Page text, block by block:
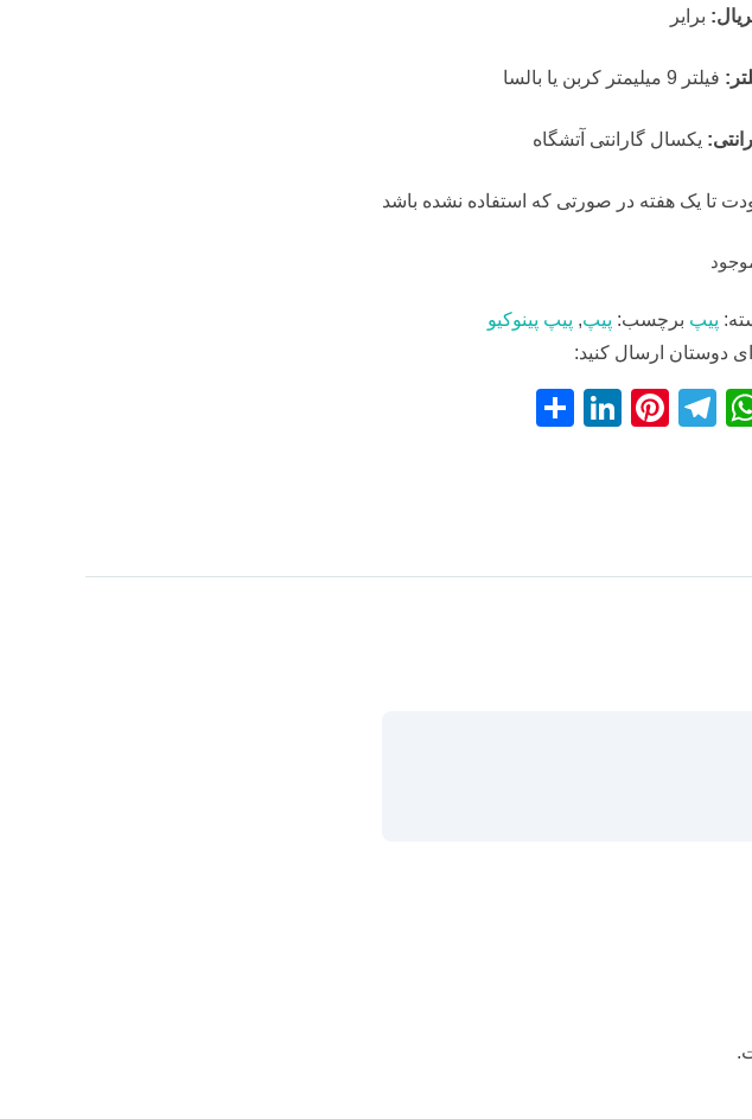
برایر
فیلتر 9 میلیمتر کربن یا بالسا
یکسال گارانتی آتشگاه
تا یک هفته در صورتی که استفاده نشده باشد
پیپ برچسب: پیپ, پیپ پینوکیو
دوستان ارسال کنید:
W
T
Pi
Li